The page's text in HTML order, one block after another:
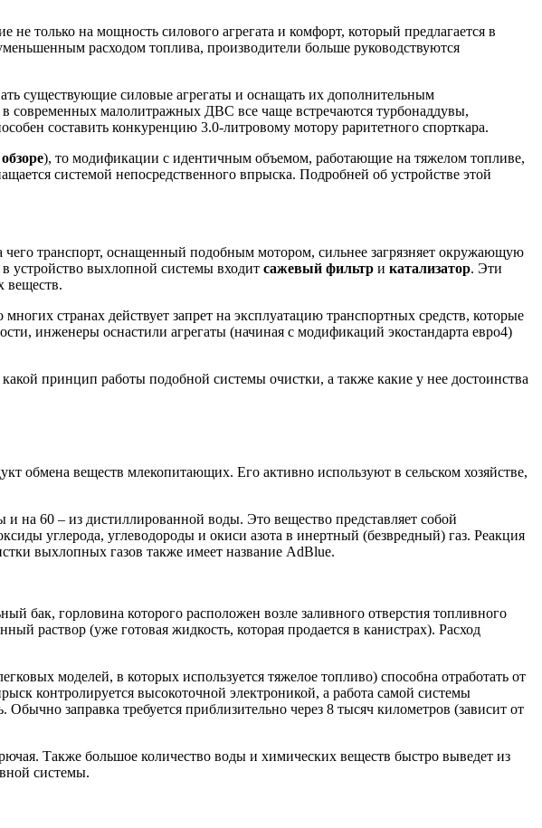
только на мощность силового агрегата и комфорт, который предлагается в
расходом топлива, производители больше руководствуются
существующие силовые агрегаты и оснащать их дополнительным
современных малолитражных ДВС все чаще встречаются турбонаддувы,
составить конкуренцию 3.0-литровому мотору раритетного спорткара.
), то модификации с идентичным объемом, работающие на тяжелом топливе,
системой непосредственного впрыска. Подробней об устройстве этой
чего транспорт, оснащенный подобным мотором, сильнее загрязняет окружающую
устройство выхлопной системы входит сажевый фильтр и катализатор. Эти
веществ.
странах действует запрет на эксплуатацию транспортных средств, которые
инженеры оснастили агрегаты (начиная с модификаций экостандарта евро4)
принцип работы подобной системы очистки, а также какие у нее достоинства
обмена веществ млекопитающих. Его активно используют в сельском хозяйстве,
на 60 – из дистиллированной воды. Это вещество представляет собой
углерода, углеводороды и окиси азота в инертный (безвредный) газ. Реакция
выхлопных газов также имеет название AdBlue.
бак, горловина которого расположен возле заливного отверстия топливного
раствор (уже готовая жидкость, которая продается в канистрах). Расход
моделей, в которых используется тяжелое топливо) способна отработать от
контролируется высокоточной электроникой, а работа самой системы
заправка требуется приблизительно через 8 тысяч километров (зависит от
Также большое количество воды и химических веществ быстро выведет из
системы.